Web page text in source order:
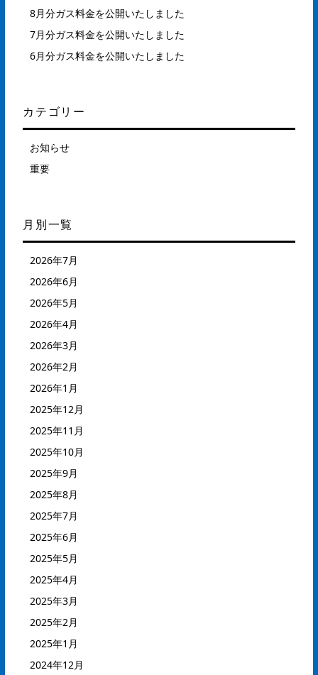
8月分ガス料金を公開いたしました
7月分ガス料金を公開いたしました
6月分ガス料金を公開いたしました
カテゴリー
お知らせ
重要
月別一覧
2026年7月
2026年6月
2026年5月
2026年4月
2026年3月
2026年2月
2026年1月
2025年12月
2025年11月
2025年10月
2025年9月
2025年8月
2025年7月
2025年6月
2025年5月
2025年4月
2025年3月
2025年2月
2025年1月
2024年12月